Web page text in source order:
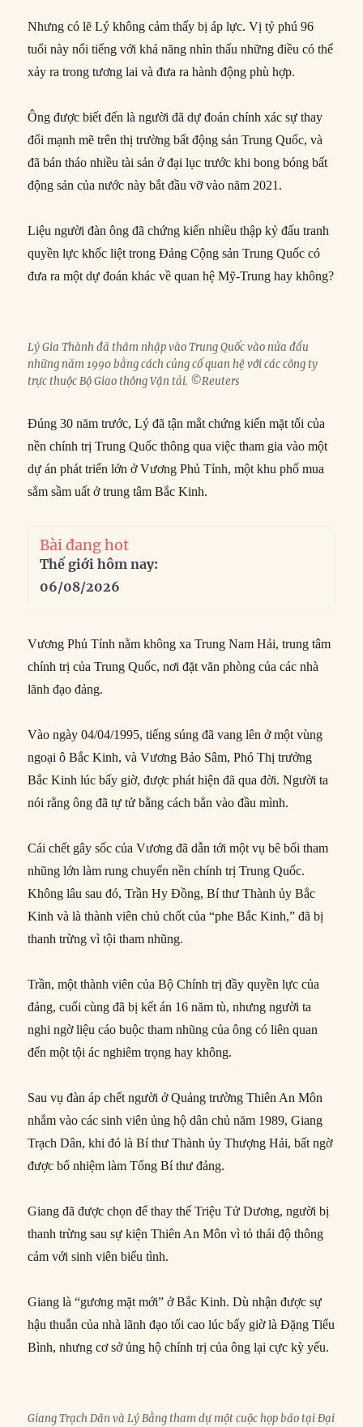
Nhưng có lẽ Lý không cảm thấy bị áp lực. Vị tỷ phú 96
tuổi này nổi tiếng với khả năng nhìn thấu những điều có thể
xảy ra trong tương lai và đưa ra hành động phù hợp.
Ông được biết đến là người đã dự đoán chính xác sự thay
đổi mạnh mẽ trên thị trường bất động sản Trung Quốc, và
đã bán tháo nhiều tài sản ở đại lục trước khi bong bóng bất
động sản của nước này bắt đầu vỡ vào năm 2021.
Liệu người đàn ông đã chứng kiến nhiều thập kỷ đấu tranh
quyền lực khốc liệt trong Đảng Cộng sản Trung Quốc có
đưa ra một dự đoán khác về quan hệ Mỹ-Trung hay không?
Lý Gia Thành đã thâm nhập vào Trung Quốc vào nửa đầu
những năm 1990 bằng cách củng cố quan hệ với các công ty
trực thuộc Bộ Giao thông Vận tải. ©Reuters
Đúng 30 năm trước, Lý đã tận mắt chứng kiến mặt tối của
nền chính trị Trung Quốc thông qua việc tham gia vào một
dự án phát triển lớn ở Vương Phủ Tỉnh, một khu phố mua
sắm sầm uất ở trung tâm Bắc Kinh.
Bài đang hot
Thế giới hôm nay:
06/08/2026
Vương Phủ Tỉnh nằm không xa Trung Nam Hải, trung tâm
chính trị của Trung Quốc, nơi đặt văn phòng của các nhà
lãnh đạo đảng.
Vào ngày 04/04/1995, tiếng súng đã vang lên ở một vùng
ngoại ô Bắc Kinh, và Vương Bảo Sâm, Phó Thị trưởng
Bắc Kinh lúc bấy giờ, được phát hiện đã qua đời. Người ta
nói rằng ông đã tự tử bằng cách bắn vào đầu mình.
Cái chết gây sốc của Vương đã dẫn tới một vụ bê bối tham
nhũng lớn làm rung chuyển nền chính trị Trung Quốc.
Không lâu sau đó, Trần Hy Đồng, Bí thư Thành ủy Bắc
Kinh và là thành viên chủ chốt của “phe Bắc Kinh,” đã bị
thanh trừng vì tội tham nhũng.
Trần, một thành viên của Bộ Chính trị đầy quyền lực của
đảng, cuối cùng đã bị kết án 16 năm tù, nhưng người ta
nghi ngờ liệu cáo buộc tham nhũng của ông có liên quan
đến một tội ác nghiêm trọng hay không.
Sau vụ đàn áp chết người ở Quảng trường Thiên An Môn
nhắm vào các sinh viên ủng hộ dân chủ năm 1989, Giang
Trạch Dân, khi đó là Bí thư Thành ủy Thượng Hải, bất ngờ
được bổ nhiệm làm Tổng Bí thư đảng.
Giang đã được chọn để thay thế Triệu Tử Dương, người bị
thanh trừng sau sự kiện Thiên An Môn vì tỏ thái độ thông
cảm với sinh viên biểu tình.
Giang là “gương mặt mới” ở Bắc Kinh. Dù nhận được sự
hậu thuẫn của nhà lãnh đạo tối cao lúc bấy giờ là Đặng Tiểu
Bình, nhưng cơ sở ủng hộ chính trị của ông lại cực kỳ yếu.
Giang Trạch Dân và Lý Bằng tham dự một cuộc họp báo tại Đại